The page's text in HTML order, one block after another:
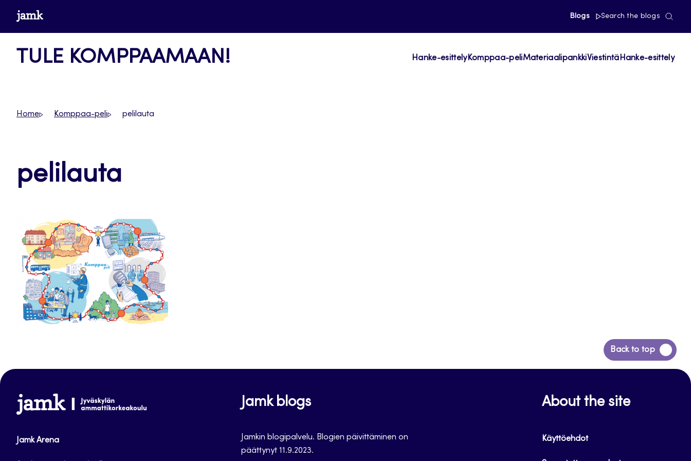
Siirrywww.jamk.fi Blogs Search the blogs
TULE KOMPPAAMAAN! Hanke-esittelyKomppaa-peliMateriaalipankkiViestintä Hanke-esittely
Home Komppaa-peli pelilauta
pelilauta
Back to top
Siirry
takaisin
www.jamk.fi
Jamk Arena
Jamk blogs
Jamkin blogipalvelu. Blogien päivittäminen on
päättynyt 11.9.2023.
About the site
Käyttöehdot